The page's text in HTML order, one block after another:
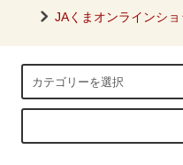
JAくまオンラインシ